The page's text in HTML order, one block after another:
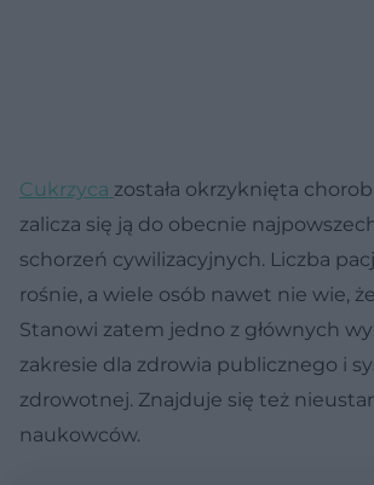
Cukrzyca została okrzyknięta
zalicza się ją do obecnie
schorzeń cywilizacyjnych. Liczba
rośnie, a wiele osób nawet nie wie,
Stanowi zatem jedno z głównych
zakresie dla zdrowia publicznego i
zdrowotnej. Znajduje się też
naukowców.